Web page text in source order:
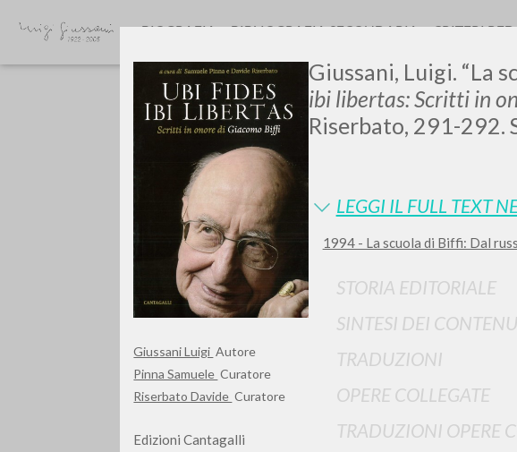
Giussani Luigi Autore
Pinna Samuele Curatore
Riserbato Davide Curatore
Edizioni Cantagalli
Giussani, Luigi. “La
ibi libertas: Scritti in
Riserbato, 291-292.
LEGGI IL FULL TEXT
1994 - La scuola di Biffi: Dal
STORIA EDITORIALE
SINTESI DEI
TRADUZIONI
OPERE COLLEGATE
TRADUZIONI OPERE
BIOGRAFIA BIBLIOGRAFIA SECONDARIA CRITERI
Vuoi risultati ancora